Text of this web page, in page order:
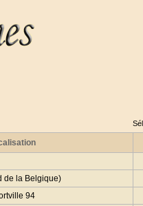
de la Belgique)
94